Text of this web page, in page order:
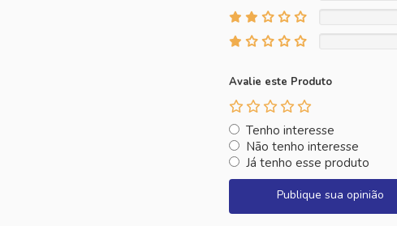
Avalie este Produto
Tenho interesse
Não tenho interesse
Já tenho esse produto
Publique sua opinião